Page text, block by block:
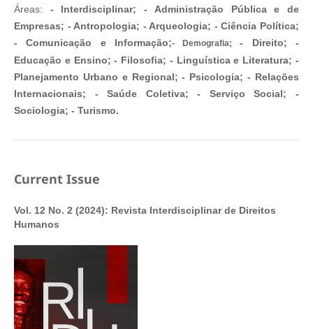
Áreas: - Interdisciplinar;- Administração Pública e de
Empresas; - Antropologia; - Arqueologia; - Ciência Política;
- Comunicação e Informação;- Demografia;- Direito;-
Educação e Ensino;- Filosofia; - Linguística e Literatura;-
Planejamento Urbano e Regional;- Psicologia;- Relações
Internacionais; - Saúde Coletiva;- Serviço Social;-
Sociologia; - Turismo.
Current Issue
Vol. 12 No. 2 (2024): Revista Interdisciplinar de Direitos
Humanos